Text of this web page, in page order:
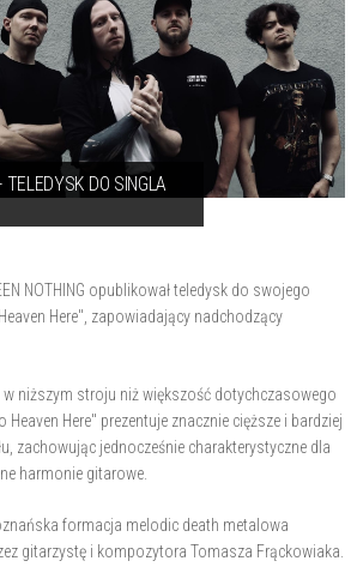
TELEDYSK DO SINGLA
NOTHING opublikował teledysk do swojego
Here", zapowiadający nadchodzący
niższym stroju niż większość dotychczasowego
Heaven Here" prezentuje znacznie cięższe i bardziej
zachowując jednocześnie charakterystyczne dla
harmonie gitarowe.
formacja melodic death metalowa
gitarzystę i kompozytora Tomasza Frąckowiaka.